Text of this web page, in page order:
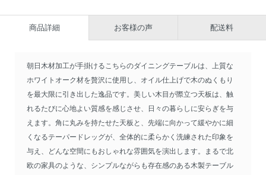
商品詳細 お客様の声 配送料
朝日木材加工が手掛けるこちらのダイニングテーブルは、上質な
ホワイトオーク材を贅沢に使用し、オイル仕上げで木のぬくもり
を最大限に引き出した逸品です。美しい木目が際立つ天板は、触
れるたびに心地よい質感を感じさせ、日々の暮らしに安らぎを与
えます。角に丸みを持たせた天板と、先端に向かって緩やかに細
くなるテーパードレッグが、全体的に柔らかく洗練された印象を
与え、どんな空間にもおしゃれな雰囲気を演出します。まるで北
欧の家具のような、シンプルながらも存在感のある木製テーブル